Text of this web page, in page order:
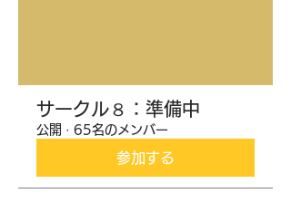
サークル８：準備中
公開 · 65名のメンバー
参加する